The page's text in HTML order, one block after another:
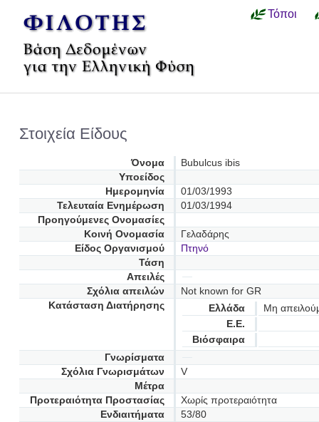
Τόποι
Στοιχεία Είδους
Όνομα
Bubulcus ibis
Υποείδος
Ημερομηνία
01/03/1993
Τελευταία Ενημέρωση
01/03/1994
Προηγούμενες Oνομασίες
Κοινή Ονομασία
Γελαδάρης
Είδος Οργανισμού
Πτηνό
Τάση
Απειλές
Σχόλια απειλών
Not known for GR
Κατάσταση Διατήρησης
Ελλάδα
Μη
Ε.Ε.
Βιόσφαιρα
Γνωρίσματα
Σχόλια Γνωρισμάτων
V
Μέτρα
Προτεραιότητα Προστασίας
Χωρίς προτεραιότητα
Ενδιαιτήματα
53/80